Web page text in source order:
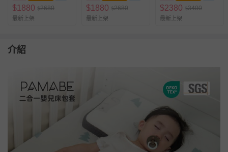
$1880 $2680
最新上架
$1880 $2680
最新上架
$2380 $3400
最新上架
介紹